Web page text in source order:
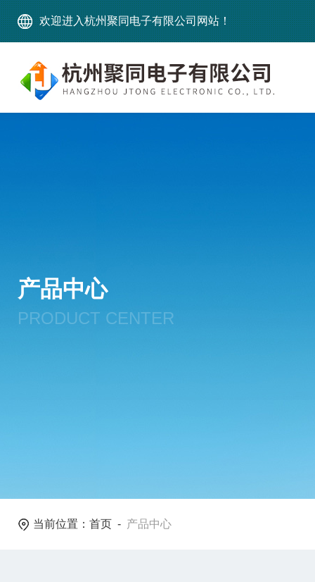
欢迎进入杭州聚同电子有限公司网站！
产品中心
PRODUCT CENTER
当前位置： 首页 - 产品中心